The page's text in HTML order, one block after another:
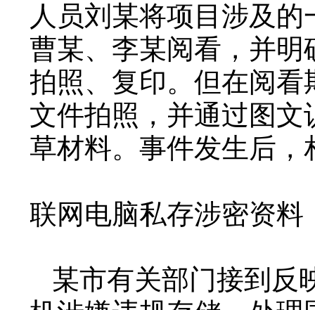
人员刘某将项目涉及
曹某、李某阅看，并
拍照、复印。但在阅
文件拍照，并通过图
草材料。事件发生后
联网电脑私存涉密资料
某市有关部门接到反